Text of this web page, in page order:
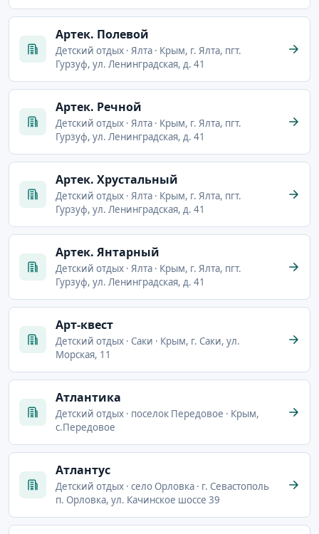
Артек. Полевой
Детский отдых · Ялта · Крым, г. Ялта, пгт.
Гурзуф, ул. Ленинградская, д. 41
Артек. Речной
Детский отдых · Ялта · Крым, г. Ялта, пгт.
Гурзуф, ул. Ленинградская, д. 41
Артек. Хрустальный
Детский отдых · Ялта · Крым, г. Ялта, пгт.
Гурзуф, ул. Ленинградская, д. 41
Артек. Янтарный
Детский отдых · Ялта · Крым, г. Ялта, пгт.
Гурзуф, ул. Ленинградская, д. 41
Арт-квест
Детский отдых · Саки · Крым, г. Саки, ул.
Морская, 11
Атлантика
Детский отдых · поселок Передовое · Крым,
с.Передовое
Атлантус
Детский отдых · село Орловка · г. Севастополь
п. Орловка, ул. Качинское шоссе 39